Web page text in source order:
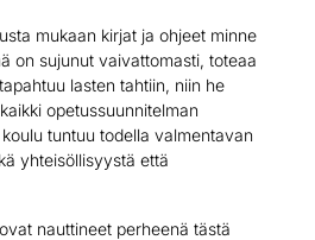
mukaan kirjat ja ohjeet minne
on sujunut vaivattomasti, toteaa
lasten tahtiin, niin he
opetussuunnitelman
tuntuu todella valmentavan
yhteisöllisyystä että
nauttineet perheenä tästä